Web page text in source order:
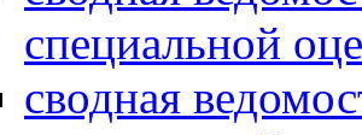
специальной
сводная